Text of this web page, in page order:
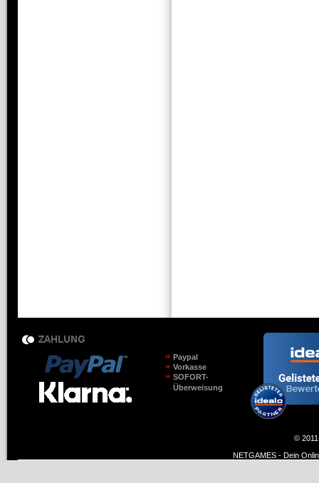
Paypal
Vorkasse
SOFORT-
Überweisung
©
NETGAMES - Dein